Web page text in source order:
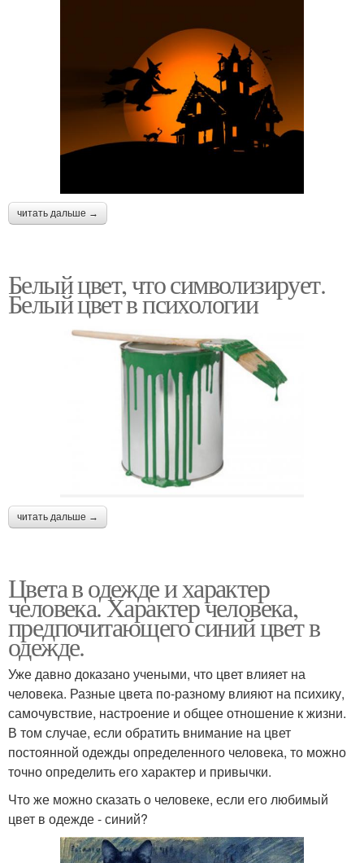
читать дальше →
Белый цвет, что символизирует.
Белый цвет в психологии
читать дальше →
Цвета в одежде и характер
человека. Характер человека,
предпочитающего синий цвет в
одежде.
Уже давно доказано учеными, что цвет влияет на
человека. Разные цвета по-разному влияют на психику,
самочувствие, настроение и общее отношение к жизни.
В том случае, если обратить внимание на цвет
постоянной одежды определенного человека, то можно
точно определить его характер и привычки.
Что же можно сказать о человеке, если его любимый
цвет в одежде - синий?